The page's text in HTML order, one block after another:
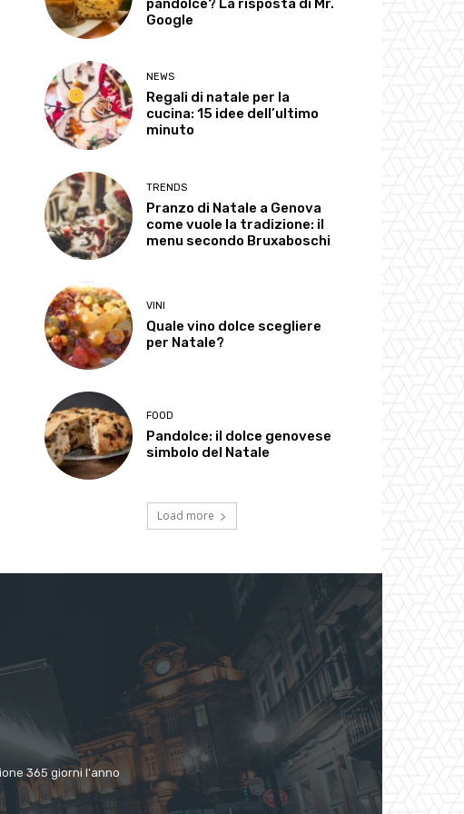
pandolce? La risposta di Mr.
Google
NEWS
Regali di natale per la
cucina: 15 idee dell’ultimo
minuto
TRENDS
Pranzo di Natale a Genova
come vuole la tradizione: il
menu secondo Bruxaboschi
VINI
Quale vino dolce scegliere
per Natale?
FOOD
Pandolce: il dolce genovese
simbolo del Natale
Load more
365 giorni l'anno